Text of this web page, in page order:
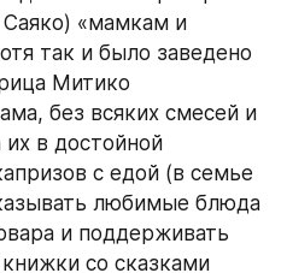
«мамкам и
так и было заведено
Митико
без всяких смесей и
в достойной
с едой (в семье
любимые блюда
и поддерживать
со сказками